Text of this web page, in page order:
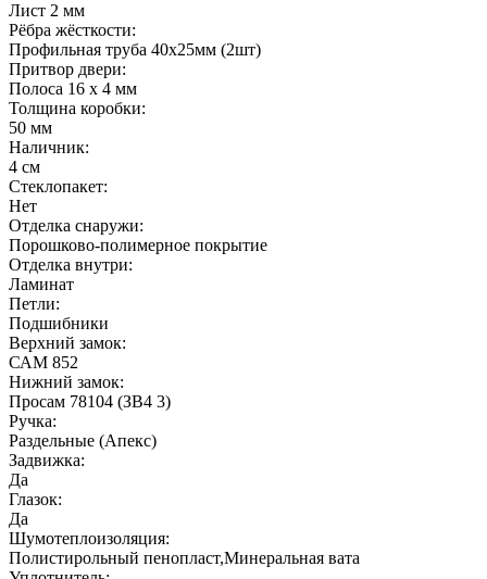
Лист 2 мм
Рёбра жёсткости:
Профильная труба 40x25мм (2шт)
Притвор двери:
Полоса 16 х 4 мм
Толщина коробки:
50 мм
Наличник:
4 см
Стеклопакет:
Нет
Отделка снаружи:
Порошково-полимерное покрытие
Отделка внутри:
Ламинат
Петли:
Подшибники
Верхний замок:
САМ 852
Нижний замок:
Просам 78104 (ЗВ4 3)
Ручка:
Раздельные (Апекс)
Задвижка:
Да
Глазок:
Да
Шумотеплоизоляция:
Полистирольный пенопласт,Минеральная вата